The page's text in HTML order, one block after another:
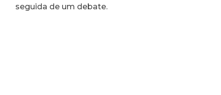
seguida de um debate.